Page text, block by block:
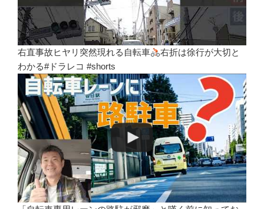
右直事故ヒヤリ突然現れる自転車
右折は徐行が大切と
わかる#ドラレコ #shorts